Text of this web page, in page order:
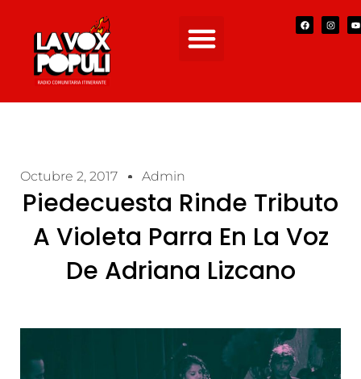
Octubre 2, 2017 Admin
Piedecuesta Rinde Tributo
A Violeta Parra En La Voz
De Adriana Lizcano